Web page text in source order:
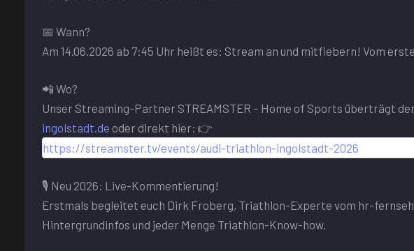
📅 Wann?
Am 14.06.2026 ab 7:45 Uhr heißt es: Stream an und mitfiebern! Vom
📲 Wo?
Unser Streaming-Partner STREAMSTER – Home of Sports überträgt
ingolstadt.de oder direkt hier: 👉
https://streamster.tv/events/audi-triathlon-ingolstadt-2026
🎙️ Neu 2026: Live-Kommentierung!
Erstmals begleitet euch Dirk Froberg, Triathlon-Experte vom hr-
Hintergrundinfos und jeder Menge Triathlon-Know-how.